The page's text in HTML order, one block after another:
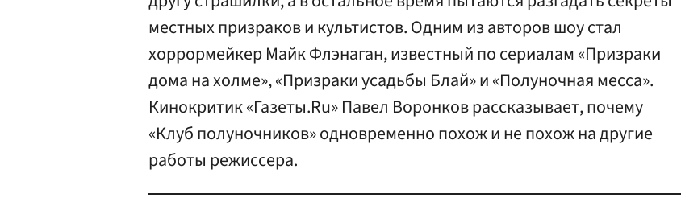
местных призраков и культистов. Одним из авторов шоу стал
хоррормейкер Майк Флэнаган, известный по сериалам «Призраки
дома на холме», «Призраки усадьбы Блай» и «Полуночная месса».
Кинокритик «Газеты.Ru» Павел Воронков рассказывает, почему
«Клуб полуночников» одновременно похож и не похож на другие
работы режиссера.